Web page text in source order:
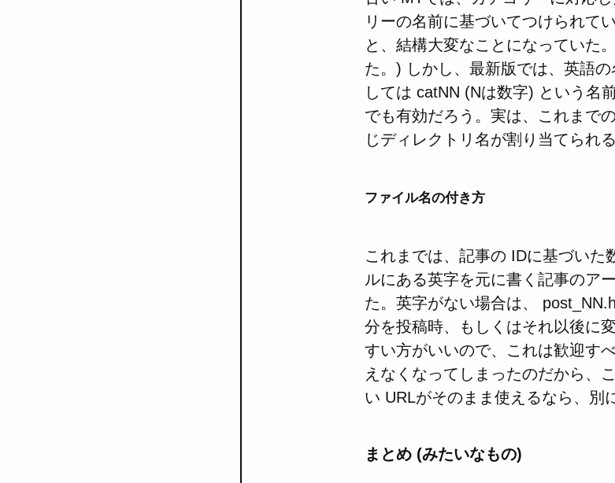
リーの名前に基づいてつけられて
と、結構大変なことになっていた
た。) しかし、最新版では、英語
しては catNN (Nは数字) という名
でも有効だろう。実は、これまで
じディレクトリ名が割り当てられ
ファイル名の付き方
これまでは、記事の IDに基づいた
ルにある英字を元に書く記事のア
た。英字がない場合は、
分を投稿時、もしくはそれ以後に
すい方がいいので、これは歓迎す
えなくなってしまったのだから、
い URLがそのまま使えるなら、別
まとめ (みたいなもの)